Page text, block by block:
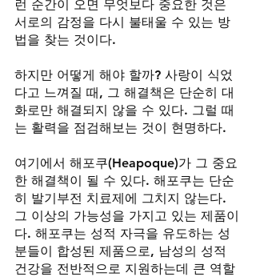
런 순간이 오면 무엇보다 중요한 것은
서로의 감정을 다시 불태울 수 있는 방
법을 찾는 것이다.
하지만 어떻게 해야 할까? 사랑이 식었
다고 느껴질 때, 그 해결책은 단순히 대
화로만 해결되지 않을 수 있다. 그럴 때
는 활력을 점검해보는 것이 현명하다.
여기에서 해포쿠(Heapoque)가 그 중요
한 해결책이 될 수 있다. 해포쿠는 단순
히 발기부전 치료제에 그치지 않는다.
그 이상의 가능성을 가지고 있는 제품이
다. 해포쿠는 성적 자극을 유도하는 성
분들이 합성된 제품으로, 남성의 성적
건강을 전반적으로 지원하는데 큰 역할